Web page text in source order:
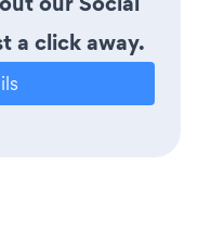
a click away.